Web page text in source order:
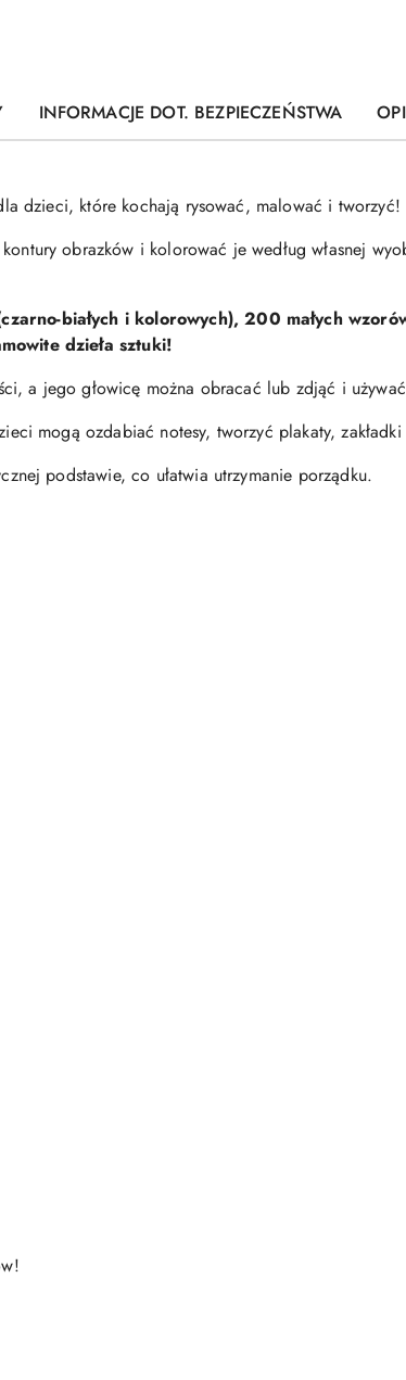
INFORMACJE DOT. BEZPIECZEŃSTWA
dzieci, które kochają rysować, malować i tworzyć!
obrazków i kolorować je według własnej
białych i kolorowych), 200 małych
dzieła sztuki!
a jego głowicę można obracać lub zdjąć i
mogą ozdabiać notesy, tworzyć plakaty,
podstawie, co ułatwia utrzymanie porządku.